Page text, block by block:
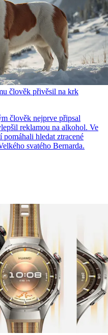
člověk přivěsil na krk
člověk nejprve připsal
reklamou na alkohol. Ve
hledat ztracené
svatého Bernarda.